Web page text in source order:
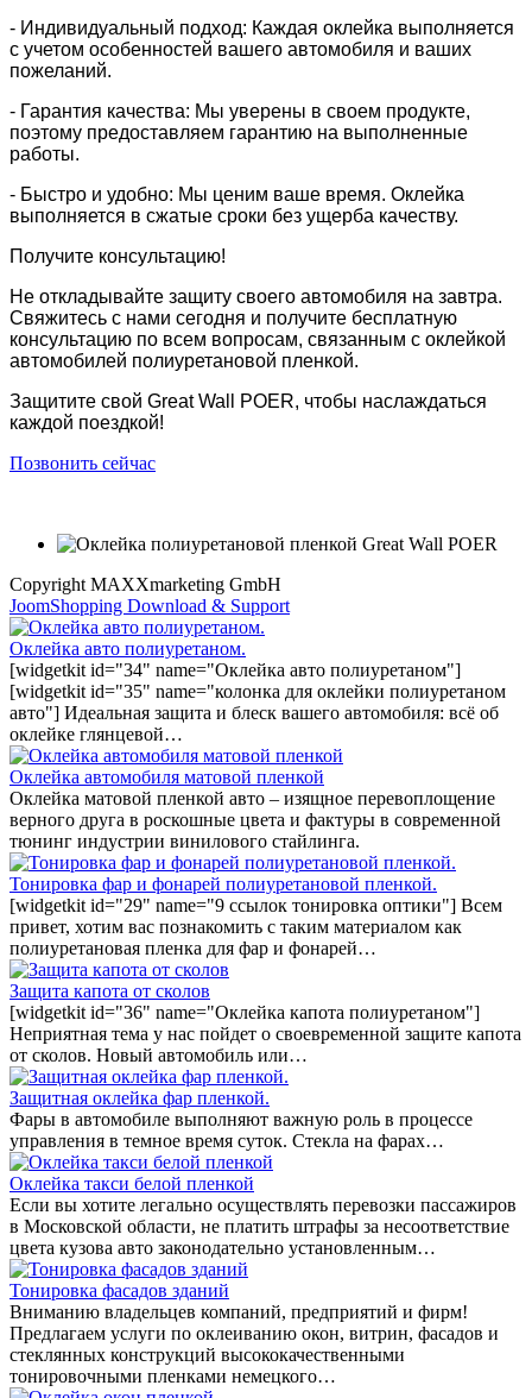
- Индивидуальный подход: Каждая оклейка выполняется
с учетом особенностей вашего автомобиля и ваших
пожеланий.
- Гарантия качества: Мы уверены в своем продукте,
поэтому предоставляем гарантию на выполненные
работы.
- Быстро и удобно: Мы ценим ваше время. Оклейка
выполняется в сжатые сроки без ущерба качеству.
Получите консультацию!
Не откладывайте защиту своего автомобиля на завтра.
Свяжитесь с нами сегодня и получите бесплатную
консультацию по всем вопросам, связанным с оклейкой
автомобилей полиуретановой пленкой.
Защитите свой Great Wall POER, чтобы наслаждаться
каждой поездкой!
Позвонить сейчас
Copyright MAXXmarketing GmbH
JoomShopping Download & Support
Оклейка авто полиуретаном.
[widgetkit id="34" name="Оклейка авто полиуретаном"]
[widgetkit id="35" name="колонка для оклейки полиуретаном
авто"] Идеальная защита и блеск вашего автомобиля: всё об
оклейке глянцевой…
Оклейка автомобиля матовой пленкой
Оклейка матовой пленкой авто – изящное перевоплощение
верного друга в роскошные цвета и фактуры в современной
тюнинг индустрии винилового стайлинга.
Тонировка фар и фонарей полиуретановой пленкой.
[widgetkit id="29" name="9 ссылок тонировка оптики"] Всем
привет, хотим вас познакомить с таким материалом как
полиуретановая пленка для фар и фонарей…
Защита капота от сколов
[widgetkit id="36" name="Оклейка капота полиуретаном"]
Неприятная тема у нас пойдет о своевременной защите капота
от сколов. Новый автомобиль или…
Защитная оклейка фар пленкой.
Фары в автомобиле выполняют важную роль в процессе
управления в темное время суток. Стекла на фарах…
Оклейка такси белой пленкой
Если вы хотите легально осуществлять перевозки пассажиров
в Московской области, не платить штрафы за несоответствие
цвета кузова авто законодательно установленным…
Тонировка фасадов зданий
Вниманию владельцев компаний, предприятий и фирм!
Предлагаем услуги по оклеиванию окон, витрин, фасадов и
стеклянных конструкций высококачественными
тонировочными пленками немецкого…